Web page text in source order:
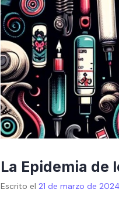
La Epidemia de
Escrito el 21 de marzo de 2024